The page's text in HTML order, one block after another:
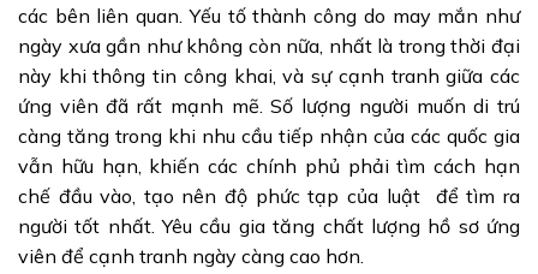
các bên liên quan. Yếu tố thành công do may mắn như
ngày xưa gần như không còn nữa, nhất là trong thời đại
này khi thông tin công khai, và sự cạnh tranh giữa các
ứng viên đã rất mạnh mẽ. Số lượng người muốn di trú
càng tăng trong khi nhu cầu tiếp nhận của các quốc gia
vẫn hữu hạn, khiến các chính phủ phải tìm cách hạn
chế đầu vào, tạo nên độ phức tạp của luật để tìm ra
người tốt nhất. Yêu cầu gia tăng chất lượng hồ sơ ứng
viên để cạnh tranh ngày càng cao hơn.